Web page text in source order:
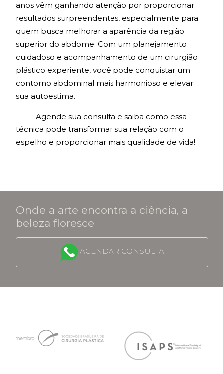
anos vêm ganhando atenção por proporcionar
resultados surpreendentes, especialmente para
quem busca melhorar a aparência da região
superior do abdome. Com um planejamento
cuidadoso e acompanhamento de um cirurgião
plástico experiente, você pode conquistar um
contorno abdominal mais harmonioso e elevar
sua autoestima.
Agende sua consulta e saiba como essa
técnica pode transformar sua relação com o
espelho e proporcionar mais qualidade de vida!
Onde a arte encontra a ciência, a
beleza floresce
AGENDAR CONSULTA